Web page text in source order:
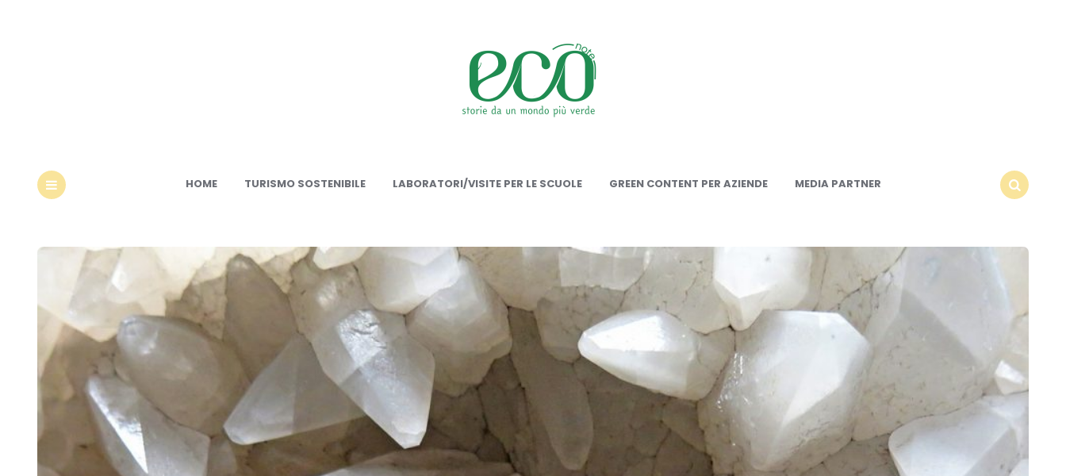
HOME TURISMO SOSTENIBILE LABORATORI/VISITE PER LE SCUOLE GREEN CONTENT PER AZIENDE
MEDIA PARTNER